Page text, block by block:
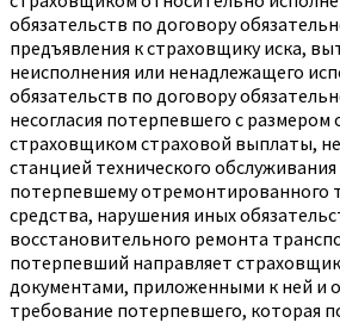
обязательств по договору
предъявления к страховщику иска,
неисполнения или ненадлежащего
обязательств по договору
несогласия потерпевшего с
страховщиком страховой выплаты,
станцией технического
потерпевшему отремонтированного
средства, нарушения иных
восстановительного ремонта
потерпевший направляет
документами, приложенными к ней
требование потерпевшего, которая